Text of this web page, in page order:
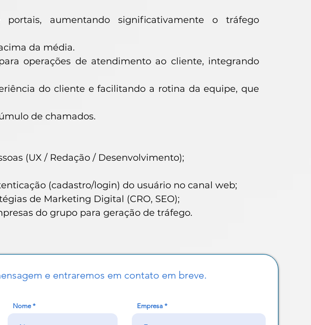
aumentando significativamente o tráfego
da média.
operações de atendimento ao cliente, integrando
do cliente e facilitando a rotina da equipe, que
de chamados.
(UX / Redação / Desenvolvimento);
(cadastro/login) do usuário no canal web;
de Marketing Digital (CRO, SEO);
do grupo para geração de tráfego.
e entraremos em contato em breve.
Nome Empresa